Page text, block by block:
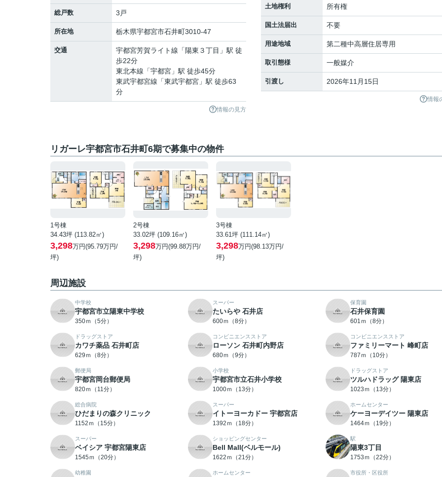
総戸数 3戸
所在地 栃木県宇都宮市石井町3010-47
交通 宇都宮芳賀ライト線 「陽東３丁目 」駅 徒
歩22分
東北本線 「宇都宮 」駅 徒歩45分
東武宇都宮線 「東武宇都宮 」駅 徒歩63
分
情報の見方
土地権利 所有権
国土法届出 不要
用途地域 第二種中高層住居専用
取引態様 一般媒介
引渡し 2026年11月15日
情報
リガーレ宇都宮市石井町6期で募集中の物件
1号棟
34.43坪 (113.82㎡)
3,298万円(95.79万円/
坪)
2号棟
33.02坪 (109.16㎡)
3,298万円(99.88万円/
坪)
3号棟
33.61坪 (111.14㎡)
3,298万円(98.13万円/
坪)
周辺施設
中学校
宇都宮市立陽東中学校
350ｍ（5分）
スーパー
たいらや 石井店
600ｍ（8分）
保育園
石井保育園
601ｍ（8分）
ドラッグストア
カワチ薬品 石井町店
629ｍ（8分）
コンビニエンスストア
ローソン 石井町内野店
680ｍ（9分）
コンビニエンスストア
ファミリーマート 峰町店
787ｍ（10分）
郵便局
宇都宮岡台郵便局
820ｍ（11分）
小学校
宇都宮市立石井小学校
1000ｍ（13分）
ドラッグストア
ツルハドラッグ 陽東店
1023ｍ（13分）
総合病院
ひだまりの森クリニック
1152ｍ（15分）
スーパー
イトーヨーカドー 宇都宮店
1392ｍ（18分）
ホームセンター
ケーヨーデイツー 陽東店
1464ｍ（19分）
スーパー
ベイシア 宇都宮陽東店
1545ｍ（20分）
ショッピングセンター
Bell Mall(ベルモール)
1622ｍ（21分）
駅
陽東3丁目
1753ｍ（22分）
幼稚園 ホームセンター 市役所・区役所